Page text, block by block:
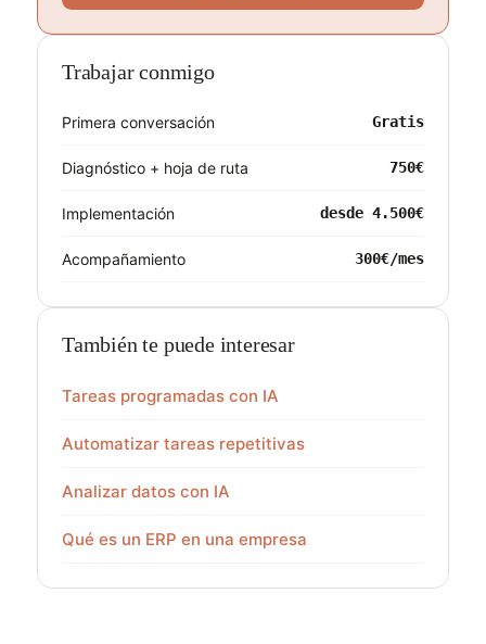
Trabajar conmigo
Primera conversación Gratis
Diagnóstico + hoja de ruta 750€
Implementación desde 4.500€
Acompañamiento 300€/mes
También te puede interesar
Tareas programadas con IA
Automatizar tareas repetitivas
Analizar datos con IA
Qué es un ERP en una empresa